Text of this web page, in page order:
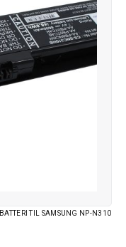
BATTERI TIL SAMSUNG NP-N310